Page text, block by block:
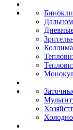
Бинокли